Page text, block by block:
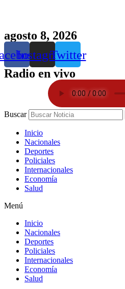
agosto 8, 2026
InstagramTwitter
Radio en vivo
Buscar
Inicio
Nacionales
Deportes
Policiales
Internacionales
Economía
Salud
Menú
Inicio
Nacionales
Deportes
Policiales
Internacionales
Economía
Salud